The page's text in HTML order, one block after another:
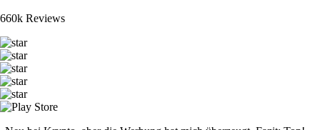
660k Reviews